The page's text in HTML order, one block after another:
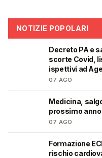
NOTIZIE POPOLARI
Decreto PA e
scorte Covid,
ispettivi ad
07 AGO
Medicina,
prossimo
07 AGO
Formazione
rischio